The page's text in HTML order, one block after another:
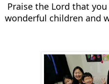
Praise the Lord that
wonderful children and